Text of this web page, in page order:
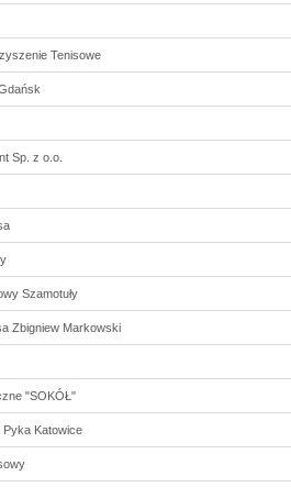
Tenisowe
Sp. z o.o.
Szamotuły
Zbigniew Markowski
"SOKÓŁ"
Pyka Katowice